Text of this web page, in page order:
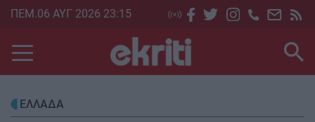
Skip
main
content
ΠΕΜ.06 ΑΥΓ 2026 23:15
ΕΛΛΑΔΑ